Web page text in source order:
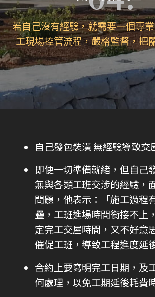
若自己沒有經驗，就需要一個專
工現場控管流程，嚴格監督，把
自己發包裝潢 無經驗導致交
即便一切準備就緒，但自己
無與各類工班交涉的經驗，
問題，他表示：「施工過程
疊，工班進場時間銜接不上
定完工交屋時間，又不好意
催促工班，導致工程進度延
合約上要寫明完工日期，及
何處理，以免工期延後耗費